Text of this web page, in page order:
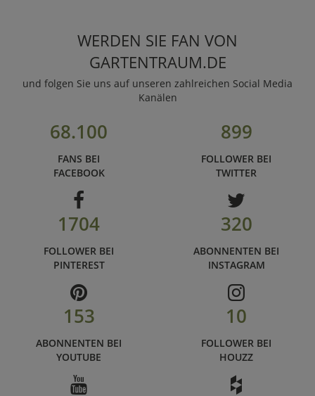
WERDEN SIE FAN VON
GARTENTRAUM.DE
und folgen Sie uns auf unseren zahlreichen Social Media
Kanälen
68.100
FANS BEI
FACEBOOK
899
FOLLOWER BEI
TWITTER
1704
FOLLOWER BEI
PINTEREST
320
ABONNENTEN BEI
INSTAGRAM
153
ABONNENTEN BEI
YOUTUBE
10
FOLLOWER BEI
HOUZZ